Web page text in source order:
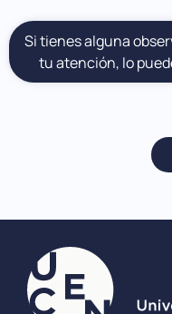
Si tienes alguna
tu atención, lo